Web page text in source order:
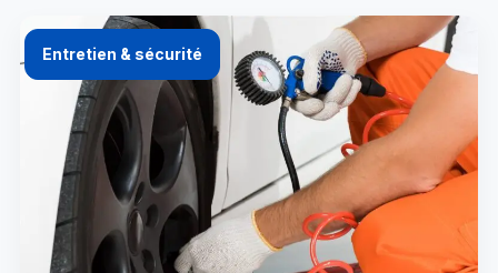
Entretien & sécurité